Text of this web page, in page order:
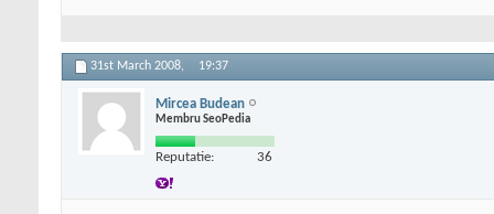
31st March 2008, 19:37
Mircea Budean
Membru SeoPedia
Reputatie: 36